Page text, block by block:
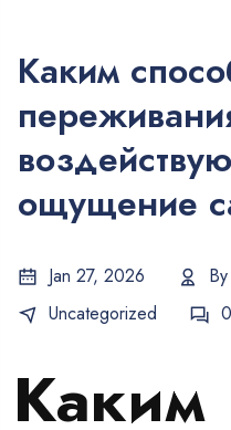
Каким
ощущение
Jan 27, 2026 By
Uncategorized
Каким